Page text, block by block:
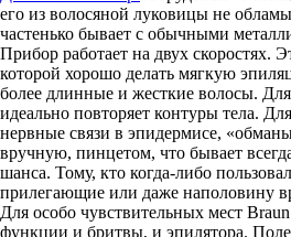
его из волосяной луковицы не
частенько бывает с обычными
Прибор работает на двух
которой хорошо делать мягкую
более длинные и жесткие волосы.
идеально повторяет контуры тела.
нервные связи в эпидермисе,
вручную, пинцетом, что бывает
шанса. Тому, кто когда-либо
прилегающие или даже наполовину
Для особо чувствительных мест
функции и бритвы, и эпилятора.